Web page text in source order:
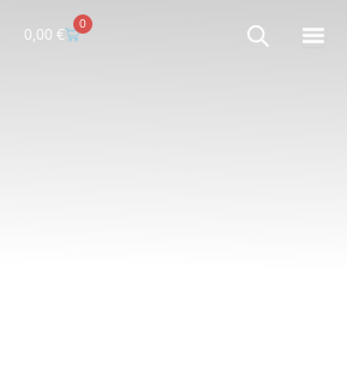
0,00 €
0
Carrito